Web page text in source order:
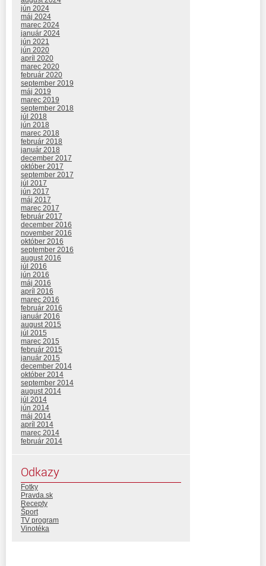
jún 2024
máj 2024
marec 2024
január 2024
jún 2021
jún 2020
apríl 2020
marec 2020
február 2020
september 2019
máj 2019
marec 2019
september 2018
júl 2018
jún 2018
marec 2018
február 2018
január 2018
december 2017
október 2017
september 2017
júl 2017
jún 2017
máj 2017
marec 2017
február 2017
december 2016
november 2016
október 2016
september 2016
august 2016
júl 2016
jún 2016
máj 2016
apríl 2016
marec 2016
február 2016
január 2016
august 2015
júl 2015
marec 2015
február 2015
január 2015
december 2014
október 2014
september 2014
august 2014
júl 2014
jún 2014
máj 2014
apríl 2014
marec 2014
február 2014
Odkazy
Fotky
Pravda.sk
Recepty
Šport
TV program
Vinotéka